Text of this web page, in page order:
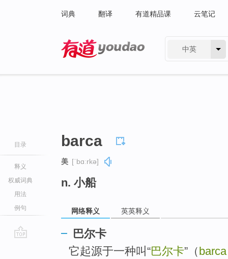
词典 翻译 有道精品课 云笔记
中英
目录
释义
权威词典
用法
例句
barca
美 [ˈbɑːrkə]
n. 小船
网络释义 英英释义
巴尔卡
它起源于一种叫“巴尔卡”（ barca